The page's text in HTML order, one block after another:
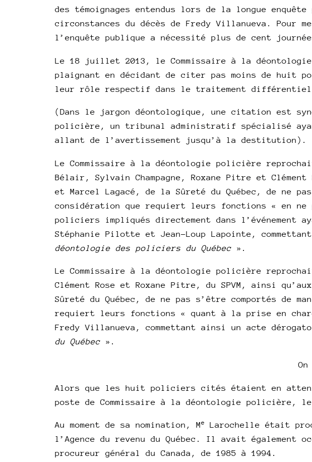
des témoignages entendus lors de la longue
circonstances du décès de Fredy Villanueva.
l’enquête publique a nécessité plus de cent
Le 18 juillet 2013, le Commissaire à la
plaignant en décidant de citer pas moins de huit
leur rôle respectif dans le traitement
(Dans le jargon déontologique, une citation est
policière, un tribunal administratif spécialisé
allant de l’avertissement jusqu’à la destitution).
Le Commissaire à la déontologie policière
Bélair, Sylvain Champagne, Roxane Pitre et Clément
et Marcel Lagacé, de la Sûreté du Québec, de ne
considération que requiert leurs fonctions « en ne
policiers impliqués directement dans l’événement
Stéphanie Pilotte et Jean-Loup Lapointe,
déontologie des policiers du Québec ».
Le Commissaire à la déontologie policière
Clément Rose et Roxane Pitre, du SPVM, ainsi
Sûreté du Québec, de ne pas s’être comportés de
requiert leurs fonctions « quant à la prise en
Fredy Villanueva, commettant ainsi un acte
du Québec ».
Alors que les huit policiers cités étaient en
poste de Commissaire à la déontologie policière,
Au moment de sa nomination, Me
Larochelle était
l’Agence du revenu du Québec. Il avait également
procureur général du Canada, de 1985 à 1994.